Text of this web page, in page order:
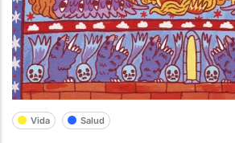
Vida Salud